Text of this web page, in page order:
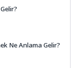
Ne Anlama Gelir?